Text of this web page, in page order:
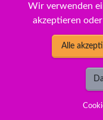
Druckerpatronen
2026
Wir verwenden
akzeptieren
Alle